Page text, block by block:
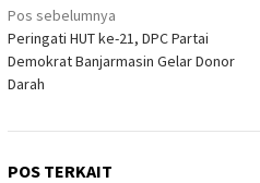
Navigasi
pos
Pos sebelumnya
Peringati HUT ke-21, DPC Partai
Demokrat Banjarmasin Gelar Donor
Darah
POS TERKAIT